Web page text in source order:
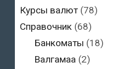
Курсы валют (78)
Справочник (68)
Банкоматы (18)
Валгамаа (2)